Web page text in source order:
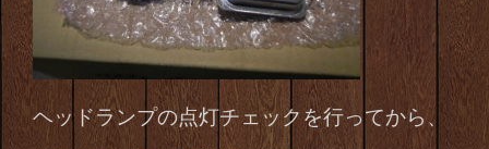
ヘッドランプの点灯チェックを行ってから、